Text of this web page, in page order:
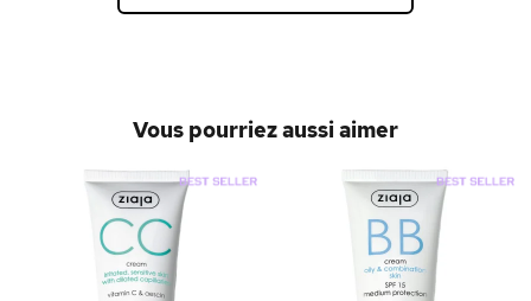
Vous pourriez aussi aimer